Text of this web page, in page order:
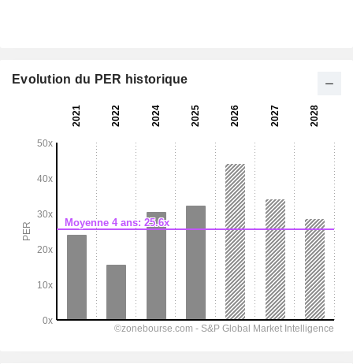
Evolution du PER historique